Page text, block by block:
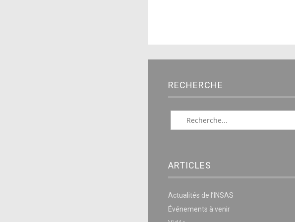
RECHERCHE
ARTICLES
Actualités de l’INSAS
Événements à venir